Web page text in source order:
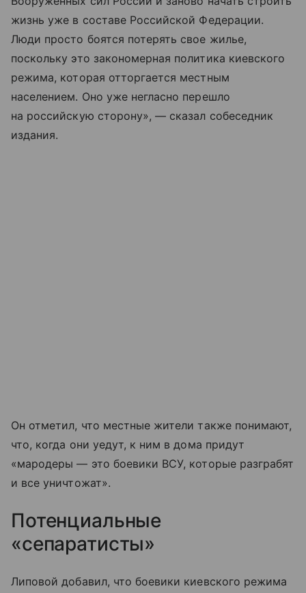
жизнь уже в составе Российской Федерации.
Люди просто боятся потерять свое жилье,
поскольку это закономерная политика киевского
режима, которая отторгается местным
населением. Оно уже негласно перешло
на российскую сторону», — сказал собеседник
издания.
Он отметил, что местные жители также понимают,
что, когда они уедут, к ним в дома придут
«мародеры — это боевики ВСУ, которые разграбят
и все уничтожат».
Потенциальные
«сепаратисты»
Липовой добавил, что боевики киевского режима